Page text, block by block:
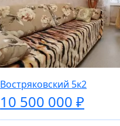
Востряковский 5к2
10 500 000 ₽